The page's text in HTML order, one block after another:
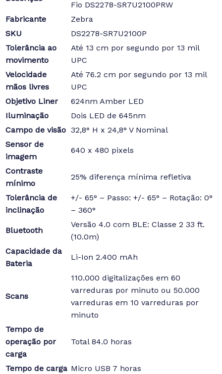
Fio DS2278-SR7U2100PRW
Fabricante
Zebra
SKU
DS2278-SR7U2100P
Tolerância ao
movimento
Até 13 cm por segundo por 13 mil
UPC
Velocidade
mãos livres
Até 76.2 cm por segundo por 13 mil
UPC
Objetivo Liner
624nm Amber LED
Iluminação
Dois LED de 645nm
Campo de visão 32,8° H x 24,8° V Nominal
Sensor de
imagem
640 x 480 pixels
Contraste
mínimo
25% diferença mínima refletiva
Tolerância de
inclinação
+/- 65° – Passo: +/- 65° – Rotação: 0°
– 360°
Bluetooth
Versão 4.0 com BLE: Classe 2 33 ft.
(10.0m)
Capacidade da
Bateria
Li-Ion 2.400 mAh
Scans
110.000 digitalizações em 60
varreduras por minuto ou 50.000
varreduras em 10 varreduras por
minuto
Tempo de
operação por
carga
Total 84.0 horas
Tempo de carga Micro USB 7 horas